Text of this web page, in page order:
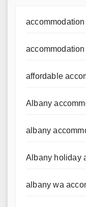
affordable
Albany
albany
Albany holiday
albany wa